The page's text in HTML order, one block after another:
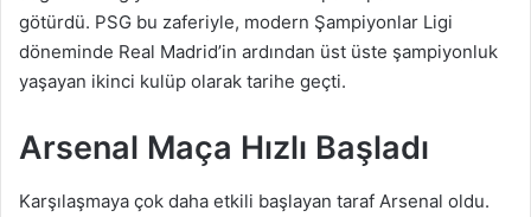
götürdü. PSG bu zaferiyle, modern Şampiyonlar Ligi
döneminde Real Madrid’in ardından üst üste şampiyonluk
yaşayan ikinci kulüp olarak tarihe geçti.
Arsenal Maça Hızlı Başladı
Karşılaşmaya çok daha etkili başlayan taraf Arsenal oldu.